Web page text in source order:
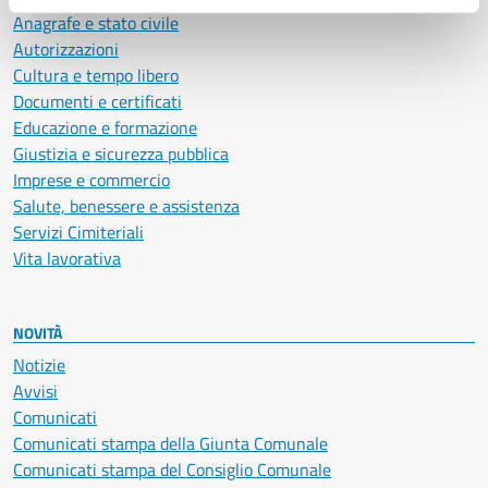
Anagrafe e stato civile
Autorizzazioni
Cultura e tempo libero
Documenti e certificati
Educazione e formazione
Giustizia e sicurezza pubblica
Imprese e commercio
Salute, benessere e assistenza
Servizi Cimiteriali
Vita lavorativa
NOVITÀ
Notizie
Avvisi
Comunicati
Comunicati stampa della Giunta Comunale
Comunicati stampa del Consiglio Comunale